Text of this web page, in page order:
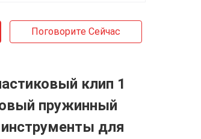
Поговорите Сейчас
клип 1
пружинный
для